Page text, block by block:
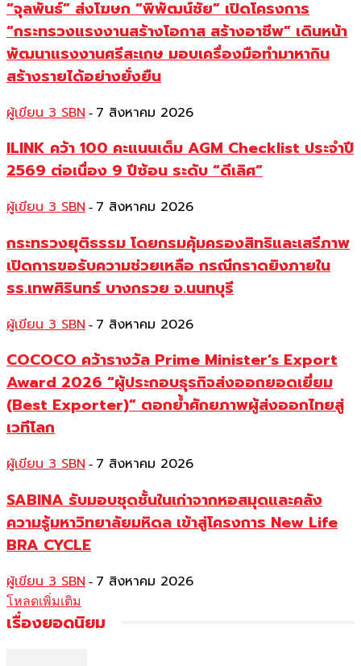
“จุลพันธ์” ส่งโฆษก “พิพัฒน์ชัย” เปิดโครงการ
“กระทรวงแรงงานสร้างโอกาส สร้างอาชีพ” เดินหน้า
พัฒนาแรงงานศรีสะเกษ มอบเครื่องมือทำมาหากิน
สร้างรายได้อย่างยั่งยืน
ผู้เขียน 3 SBN - 7 สิงหาคม 2026
ILINK คว้า 100 คะแนนเต็ม AGM Checklist ประจำปี
2569 ต่อเนื่อง 9 ปีซ้อน ระดับ “ดีเลิศ”
ผู้เขียน 3 SBN - 7 สิงหาคม 2026
กระทรวงยุติธรรม โดยกรมคุ้มครองสิทธิและเสรีภาพ
เปิดการขอรับความช่วยเหลือ กรณีกราดยิงภายใน
รร.เทพศิรินทร์ บางกรวย จ.นนทบุรี
ผู้เขียน 3 SBN - 7 สิงหาคม 2026
COCOCO คว้ารางวัล Prime Minister’s Export
Award 2026 “ผู้ประกอบธุรกิจส่งออกยอดเยี่ยม
(Best Exporter)” ตอกย้ำศักยภาพผู้ส่งออกไทยสู่
เวทีโลก
ผู้เขียน 3 SBN - 7 สิงหาคม 2026
SABINA รับมอบชุดชั้นในเก่าจากหอสมุดและคลัง
ความรู้มหาวิทยาลัยมหิดล เข้าสู่โครงการ New Life
BRA CYCLE
ผู้เขียน 3 SBN - 7 สิงหาคม 2026
โหลดเพิ่มเติม
เรื่องยอดนิยม